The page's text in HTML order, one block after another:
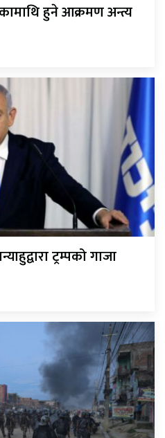
हुने आक्रमण अन्त्य
ट्रम्पको गाजा